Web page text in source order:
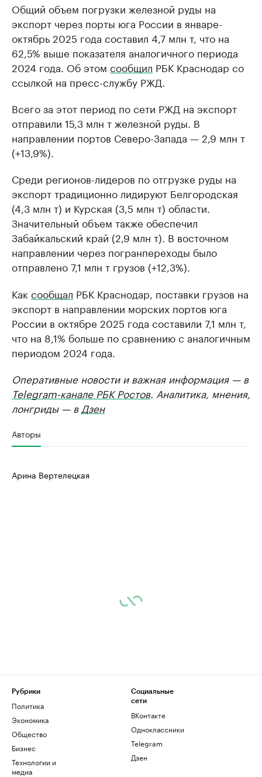
Общий объем погрузки железной руды на
экспорт через порты юга России в январе-
октябрь 2025 года составил 4,7 млн т, что на
62,5% выше показателя аналогичного периода
2024 года. Об этом сообщил РБК Краснодар со
ссылкой на пресс-службу РЖД.
Всего за этот период по сети РЖД на экспорт
отправили 15,3 млн т железной руды. В
направлении портов Северо-Запада — 2,9 млн т
(+13,9%).
Среди регионов-лидеров по отгрузке руды на
экспорт традиционно лидируют Белгородская
(4,3 млн т) и Курская (3,5 млн т) области.
Значительный объем также обеспечил
Забайкальский край (2,9 млн т). В восточном
направлении через погранпереходы было
отправлено 7,1 млн т грузов (+12,3%).
Как сообщал РБК Краснодар, поставки грузов на
экспорт в направлении морских портов юга
России в октябре 2025 года составили 7,1 млн т,
что на 8,1% больше по сравнению с аналогичным
периодом 2024 года.
Оперативные новости и важная информация — в
Telegram-канале РБК Ростов. Аналитика, мнения,
лонгриды — в Дзен
Авторы
Арина Вертелецкая
Рубрики
Политика
Экономика
Общество
Бизнес
Технологии и
медиа
Социальные
сети
ВКонтакте
Одноклассники
Telegram
Дзен